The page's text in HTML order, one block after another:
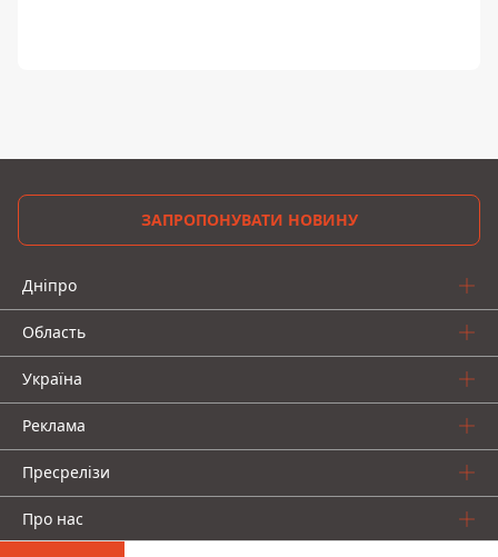
ЗАПРОПОНУВАТИ НОВИНУ
Дніпро
Область
Україна
Реклама
Пресрелізи
Про нас